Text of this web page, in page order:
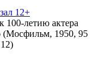
12+
летию актера
(Мосфильм, 1950, 95